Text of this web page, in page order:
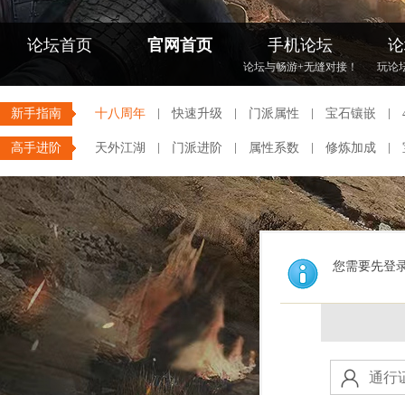
论坛首页 官网首页 手机论坛
论坛与畅游+无缝对接！ 玩论
新手指南 十八周年 快速升级 门派属性 宝石镶嵌
高手进阶 天外江湖 门派进阶 属性系数 修炼加成
您需要先登